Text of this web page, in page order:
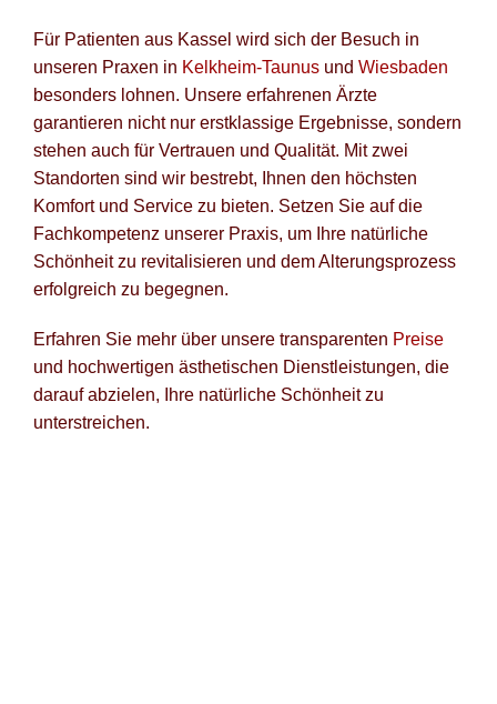
Für Patienten aus Kassel wird sich der Besuch in
unseren Praxen in Kelkheim-Taunusund Wiesbaden
besonders lohnen. Unsere erfahrenen Ärzte
garantieren nicht nur erstklassige Ergebnisse, sondern
stehen auch für Vertrauen und Qualität. Mit zwei
Standorten sind wir bestrebt, Ihnen den höchsten
Komfort und Service zu bieten. Setzen Sie auf die
Fachkompetenz unserer Praxis, um Ihre natürliche
Schönheit zu revitalisieren und dem Alterungsprozess
erfolgreich zu begegnen.
Erfahren Sie mehr über unsere transparenten Preise
und hochwertigen ästhetischen Dienstleistungen, die
darauf abzielen, Ihre natürliche Schönheit zu
unterstreichen.